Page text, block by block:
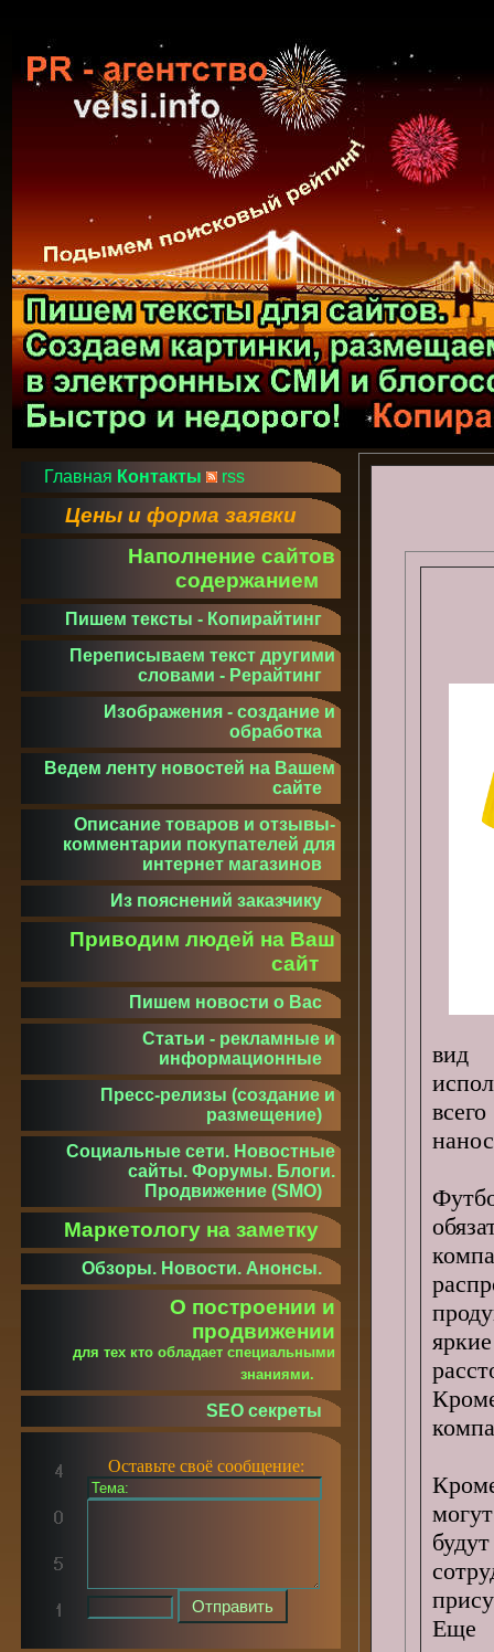
вид
Еще
Главная Контакты rss
Цены и форма заявки
Наполнение сайтов
содержанием
Пишем тексты - Копирайтинг
Переписываем текст другими
словами - Рерайтинг
Изображения - создание и
обработка
Ведем ленту новостей на Вашем
сайте
Описание товаров и отзывы-
комментарии покупателей для
интернет магазинов
Из пояснений заказчику
Приводим людей на Ваш
сайт
Пишем новости о Вас
Статьи - рекламные и
информационные
Пресс-релизы (создание и
размещение)
Социальные сети. Новостные
сайты. Форумы. Блоги.
Продвижение (SMO)
Маркетологу на заметку
Обзоры. Новости. Анонсы.
О построении и
продвижении
для тех кто обладает специальными
знаниями.
SEO секреты
Оставьте своё сообщение: